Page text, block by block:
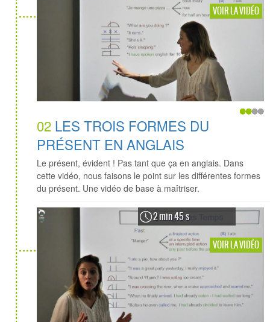
VOIR LA VIDÉO
02 LES TROIS FORMES DU
PRÉSENT EN ANGLAIS
Le présent, évident ! Pas tant que ça en anglais. Dans
cette vidéo, nous faisons le point sur les différentes formes
du présent. Une vidéo de base à maîtriser.
2 min 45 s
VOIR LA VIDÉO